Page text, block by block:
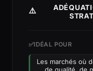
⚠️
✅IDÉAL POUR
Les marchés où